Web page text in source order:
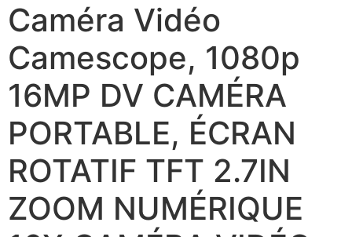
Caméra Vidéo
Camescope, 1080p
16MP DV CAMÉRA
PORTABLE, ÉCRAN
ROTATIF TFT 2.7IN
ZOOM NUMÉRIQUE